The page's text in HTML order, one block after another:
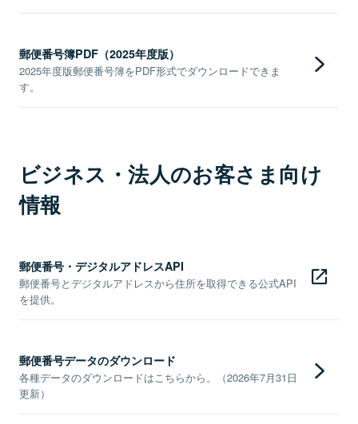
郵便番号簿PDF（2025年度版）
2025年度版郵便番号簿をPDF形式でダウンロードできま
す。
ビジネス・法人のお客さま向け
情報
郵便番号・デジタルアドレスAPI
郵便番号とデジタルアドレスから住所を取得できる公式API
を提供。
郵便番号データのダウンロード
各種データのダウンロードはこちらから。（2026年7月31日
更新）